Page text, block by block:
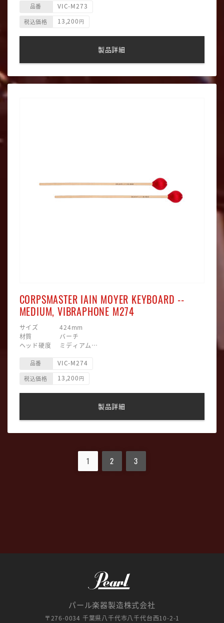
ヘッド形状 ラウンド
品番 VIC-M273
税込価格 13,200 円
製品詳細
CORPSMASTER IAIN MOYER KEYBOARD --
MEDIUM, VIBRAPHONE M274
サイズ 424mm
材質 バーチ
ヘッド硬度 ミディアム
ヘッド形状 四角型
品番 VIC-M274
税込価格 13,200 円
製品詳細
1 2 3
パール楽器製造株式会社
〒276-0034 千葉県八千代市八千代台西10-2-1